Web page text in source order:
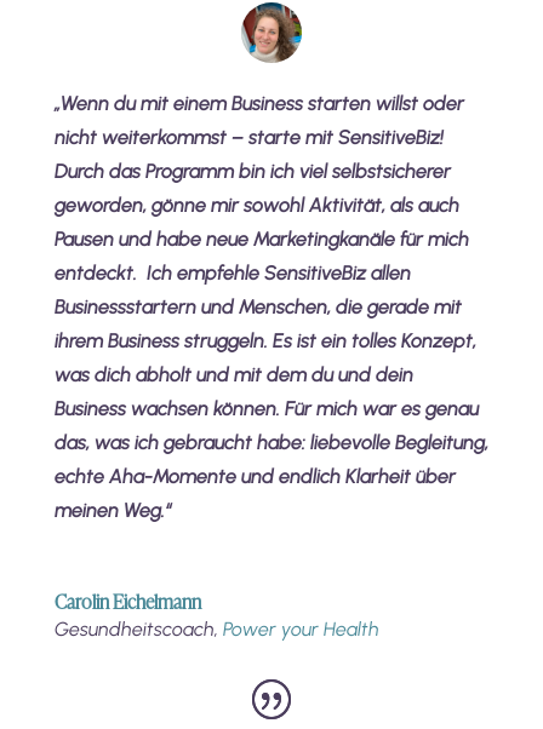
„Wenn du mit einem Business starten willst oder
nicht weiterkommst – starte mit SensitiveBiz!
Durch das Programm bin ich viel selbstsicherer
geworden, gönne mir sowohl Aktivität, als auch
Pausen und habe neue Marketingkanäle für mich
entdeckt. Ich empfehle SensitiveBiz allen
Businessstartern und Menschen, die gerade mit
ihrem Business struggeln. Es ist ein tolles Konzept,
was dich abholt und mit dem du und dein
Business wachsen können. Für mich war es genau
das, was ich gebraucht habe: liebevolle Begleitung,
echte Aha-Momente und endlich Klarheit über
meinen Weg.“
Carolin Eichelmann
Gesundheitscoach, Power your Health